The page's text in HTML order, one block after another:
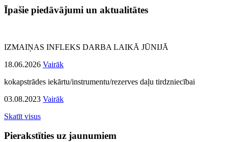
Īpašie piedāvājumi un aktualitātes
IZMAIŅAS INFLEKS DARBA LAIKĀ JŪNIJĀ
18.06.2026 Vairāk
kokapstrādes iekārtu/instrumentu/rezerves daļu tirdzniecībai
03.08.2023 Vairāk
Skatīt visus
Pierakstīties uz jaunumiem